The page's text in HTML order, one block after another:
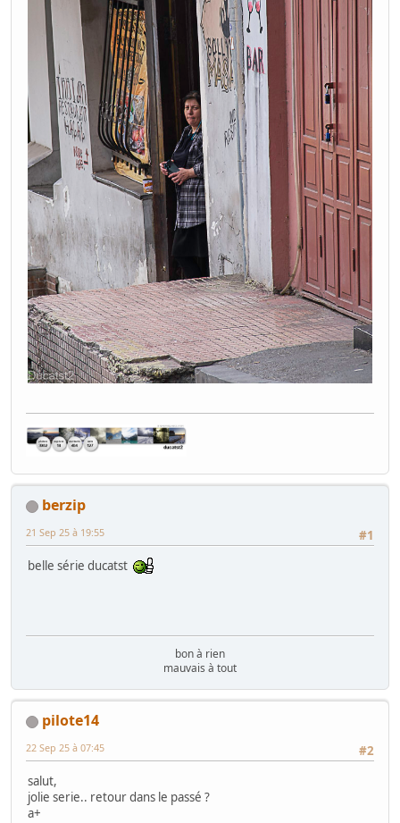
berzip
#1
21 Sep 25 à 19:55
belle série ducatst
bon à rien
mauvais à tout
pilote14
#2
22 Sep 25 à 07:45
salut,
jolie serie.. retour dans le passé ?
a+